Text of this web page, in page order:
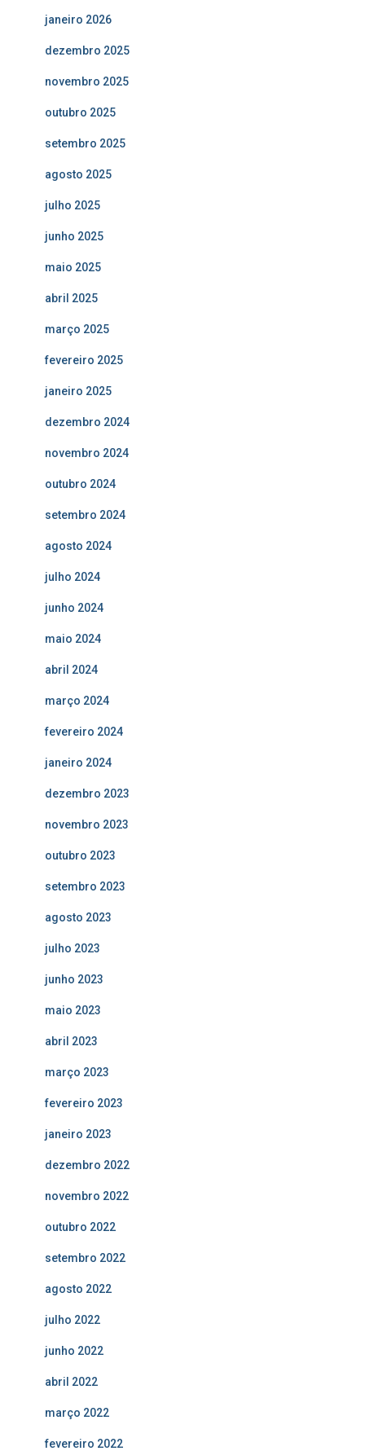
janeiro 2026
dezembro 2025
novembro 2025
outubro 2025
setembro 2025
agosto 2025
julho 2025
junho 2025
maio 2025
abril 2025
março 2025
fevereiro 2025
janeiro 2025
dezembro 2024
novembro 2024
outubro 2024
setembro 2024
agosto 2024
julho 2024
junho 2024
maio 2024
abril 2024
março 2024
fevereiro 2024
janeiro 2024
dezembro 2023
novembro 2023
outubro 2023
setembro 2023
agosto 2023
julho 2023
junho 2023
maio 2023
abril 2023
março 2023
fevereiro 2023
janeiro 2023
dezembro 2022
novembro 2022
outubro 2022
setembro 2022
agosto 2022
julho 2022
junho 2022
abril 2022
março 2022
fevereiro 2022